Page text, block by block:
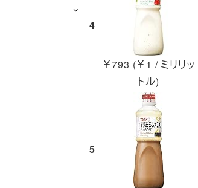
4
￥793 (￥1 / ミリリッ
トル)
5